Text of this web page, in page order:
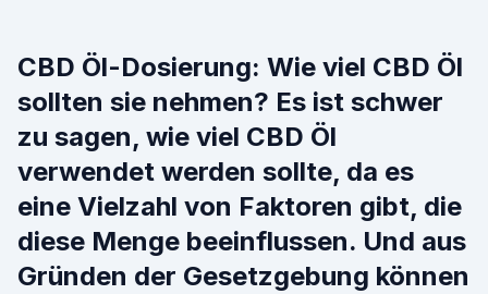
CBD Öl-Dosierung: Wie viel CBD Öl
sollten sie nehmen? Es ist schwer
zu sagen, wie viel CBD Öl
verwendet werden sollte, da es
eine Vielzahl von Faktoren gibt, die
diese Menge beeinflussen. Und aus
Gründen der Gesetzgebung können